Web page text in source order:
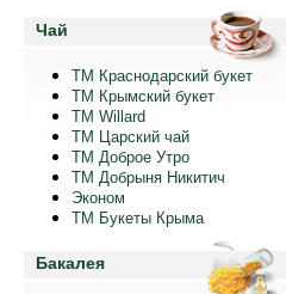
Чай
ТМ Краснодарский букет
ТМ Крымский букет
ТМ Willard
ТМ Царский чай
ТМ Доброе Утро
ТМ Добрыня Никитич
Эконом
ТМ Букеты Крыма
Бакалея